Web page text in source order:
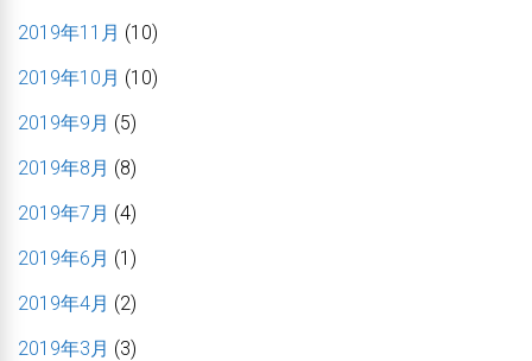
2019年11月 (10)
2019年10月 (10)
2019年9月 (5)
2019年8月 (8)
2019年7月 (4)
2019年6月 (1)
2019年4月 (2)
2019年3月 (3)